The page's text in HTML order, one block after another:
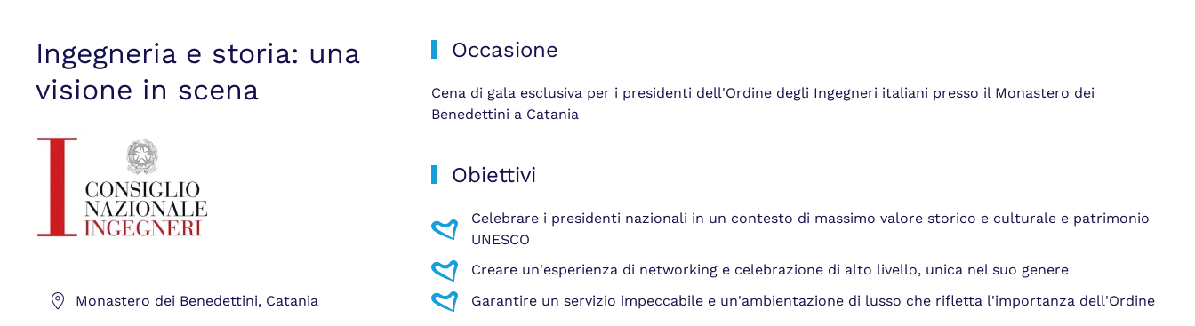
Ingegneria e storia: una
visione in scena
Monastero dei Benedettini, Catania
Occasione
Cena di gala esclusiva per i presidenti dell'Ordine degli Ingegneri italiani presso il Monastero dei
Benedettini a Catania
Obiettivi
Celebrare i presidenti nazionali in un contesto di massimo valore storico e culturale e patrimonio
UNESCO
Creare un'esperienza di networking e celebrazione di alto livello, unica nel suo genere
Garantire un servizio impeccabile e un'ambientazione di lusso che rifletta l'importanza dell'Ordine